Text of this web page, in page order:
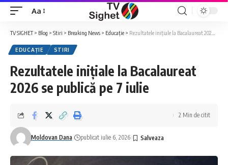
Font
Resizer
Aa
TV SIGHET> Blog > Stiri > Breaking News > Educație > Rezultatele inițiale la Bacalaureat 2026 se publică pe 7 iulie
EDUCAȚIE STIRI
Rezultatele inițiale la Bacalaureat
2026 se publică pe 7 iulie
Moldovan Dana publicat iulie 6, 2026
2 Min de citit